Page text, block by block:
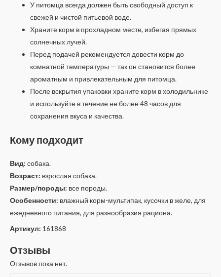
У питомца всегда должен быть свободный доступ к
свежей и чистой питьевой воде.
Храните корм в прохладном месте, избегая прямых
солнечных лучей.
Перед подачей рекомендуется довести корм до
комнатной температуры — так он становится более
ароматным и привлекательным для питомца.
После вскрытия упаковки храните корм в холодильнике
и используйте в течение не более 48 часов для
сохранения вкуса и качества.
Кому подходит
Вид: собака.
Возраст: взрослая собака.
Размер/породы: все породы.
Особенности: влажный корм-мультипак, кусочки в желе, для
ежедневного питания, для разнообразия рациона.
Артикул: 161868
Отзывы
Отзывов пока нет.